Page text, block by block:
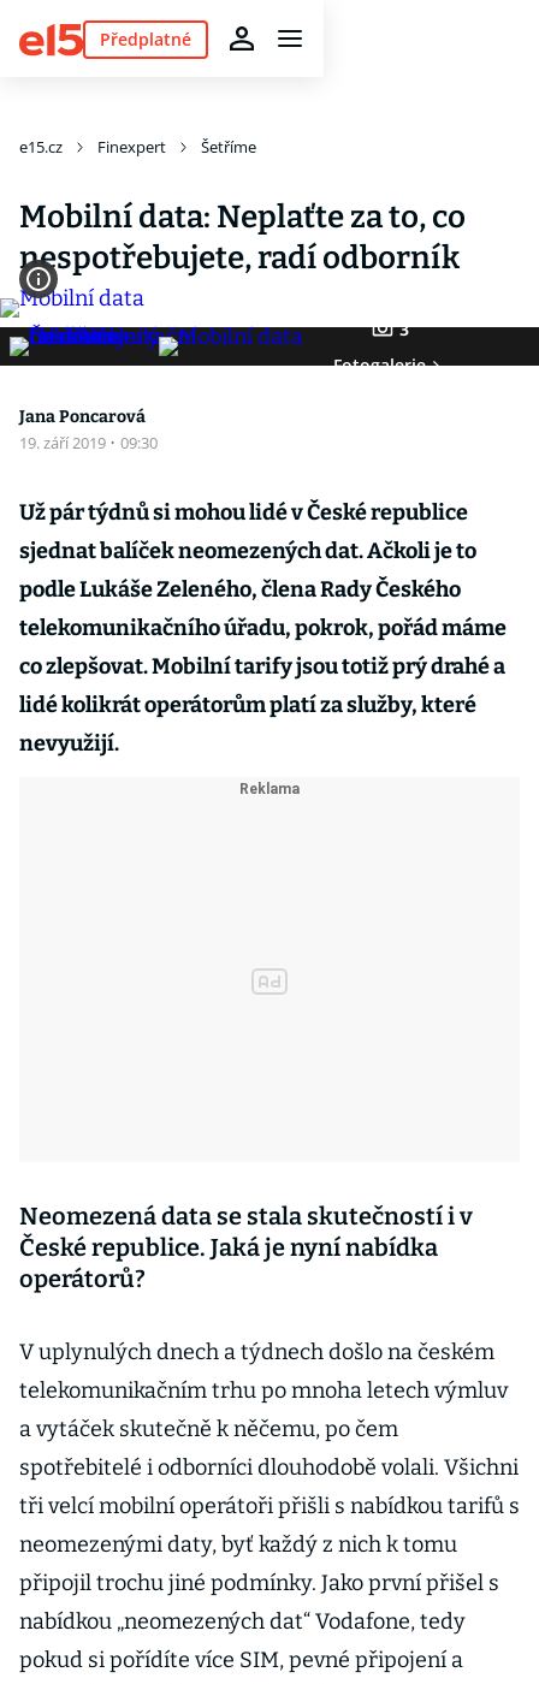
Předplatné
e15.cz Finexpert Šetříme
Mobilní data: Neplaťte za to, co
nespotřebujete, radí odborník
3
Fotogalerie
Jana Poncarová
19. září 2019 · 09:30
Už pár týdnů si mohou lidé v České republice
sjednat balíček neomezených dat. Ačkoli je to
podle Lukáše Zeleného, člena Rady Českého
telekomunikačního úřadu, pokrok, pořád máme
co zlepšovat. Mobilní tarify jsou totiž prý drahé a
lidé kolikrát operátorům platí za služby, které
nevyužijí.
Neomezená data se stala skutečností i v
České republice. Jaká je nyní nabídka
operátorů?
V uplynulých dnech a týdnech došlo na českém
telekomunikačním trhu po mnoha letech výmluv
a vytáček skutečně k něčemu, po čem
spotřebitelé i odborníci dlouhodobě volali. Všichni
tři velcí mobilní operátoři přišli s nabídkou tarifů s
neomezenými daty, byť každý z nich k tomu
připojil trochu jiné podmínky. Jako první přišel s
nabídkou „neomezených dat“ Vodafone, tedy
pokud si pořídíte více SIM, pevné připojení a